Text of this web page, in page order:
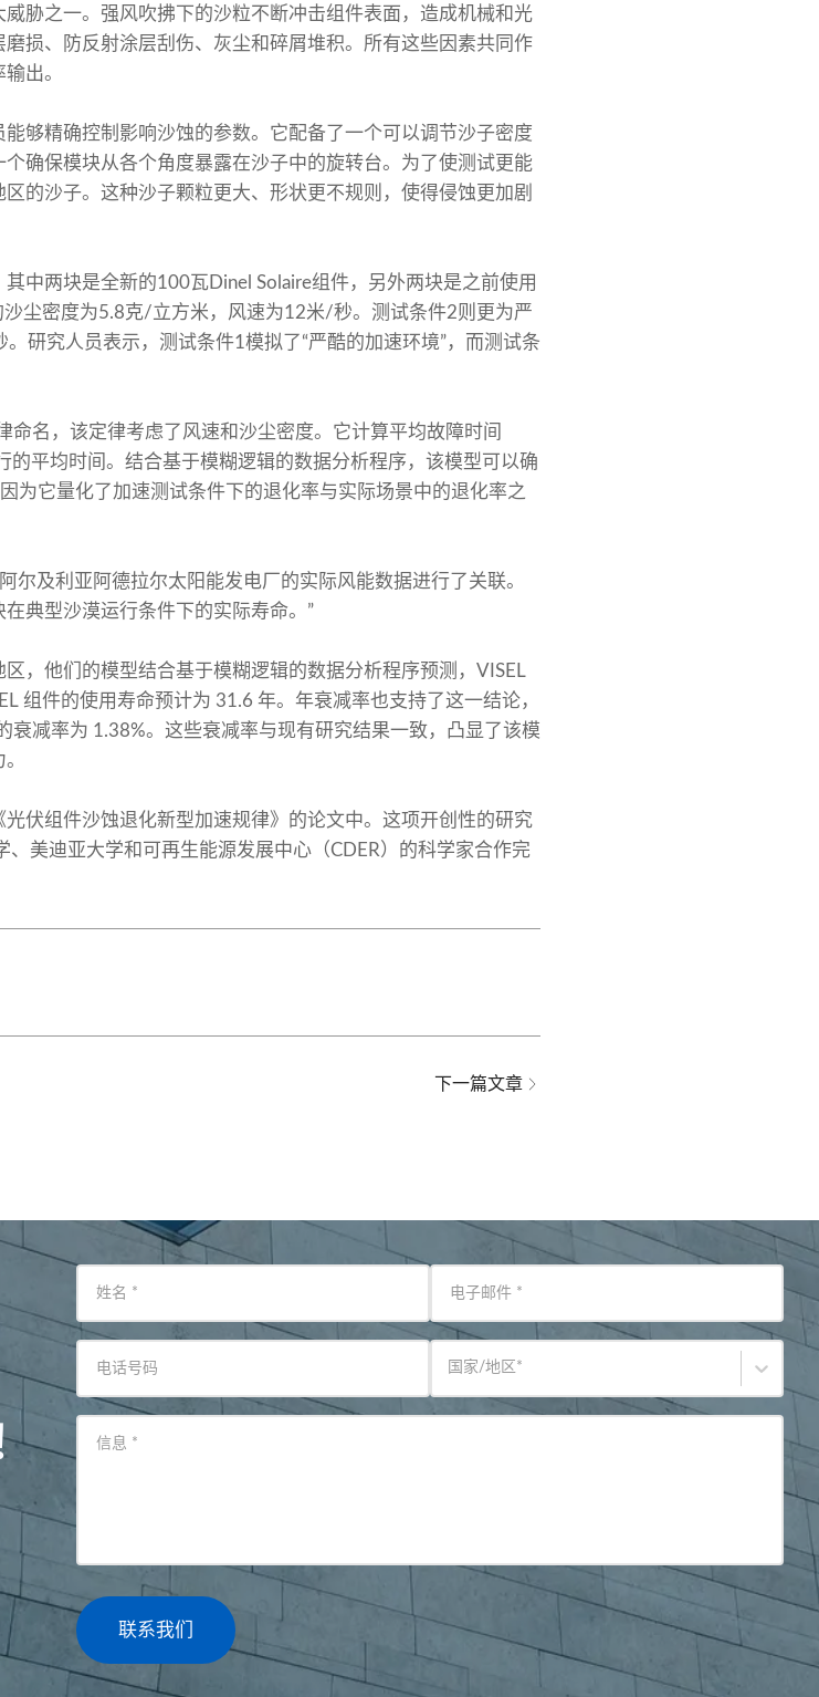
胁之一。强风吹拂下的沙粒不断冲击组件表面，造成机械和光
损、防反射涂层刮伤、灰尘和碎屑堆积。所有这些因素共同作
出。
够精确控制影响沙蚀的参数。它配备了一个可以调节沙子密度
确保模块从各个角度暴露在沙子中的旋转台。为了使测试更能
的沙子。这种沙子颗粒更大、形状更不规则，使得侵蚀更加剧
中两块是全新的100瓦Dinel Solaire组件，另外两块是之前使用
尘密度为5.8克/立方米，风速为12米/秒。测试条件2则更为严
研究人员表示，测试条件1模拟了“严酷的加速环境”，而测试条
名，该定律考虑了风速和沙尘密度。它计算平均故障时间
平均时间。结合基于模糊逻辑的数据分析程序，该模型可以确
为它量化了加速测试条件下的退化率与实际场景中的退化率之
尔及利亚阿德拉尔太阳能发电厂的实际风能数据进行了关联。
典型沙漠运行条件下的实际寿命。”
，他们的模型结合基于模糊逻辑的数据分析程序预测，VISEL
组件的使用寿命预计为 31.6 年。年衰减率也支持了这一结论，
衰减率为 1.38%。这些衰减率与现有研究结果一致，凸显了该模
伏组件沙蚀退化新型加速规律》的论文中。这项开创性的研究
、美迪亚大学和可再生能源发展中心（CDER）的科学家合作完
下一篇文章
姓名 * 电子邮件 *
电话号码 国家/地区 *
信息 *
联系我们